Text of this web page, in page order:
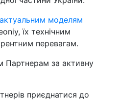
актуальним моделям
їх технічним
перевагам.
Партнерам за активну
приєднатися до